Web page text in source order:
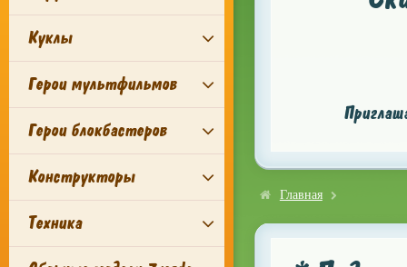
Куклы
Герои мультфильмов
Герои блокбастеров
Конструкторы
Техника
Главная